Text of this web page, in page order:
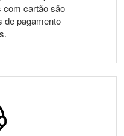
com cartão são
de pagamento